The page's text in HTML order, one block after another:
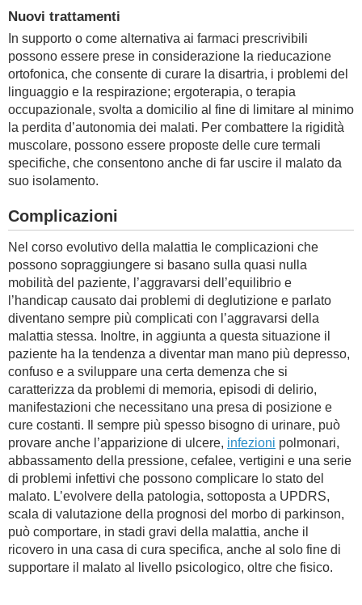
Nuovi trattamenti
In supporto o come alternativa ai farmaci prescrivibili
possono essere prese in considerazione la rieducazione
ortofonica, che consente di curare la disartria, i problemi del
linguaggio e la respirazione; ergoterapia, o terapia
occupazionale, svolta a domicilio al fine di limitare al minimo
la perdita d’autonomia dei malati. Per combattere la rigidità
muscolare, possono essere proposte delle cure termali
specifiche, che consentono anche di far uscire il malato da
suo isolamento.
Complicazioni
Nel corso evolutivo della malattia le complicazioni che
possono sopraggiungere si basano sulla quasi nulla
mobilità del paziente, l’aggravarsi dell’equilibrio e
l’handicap causato dai problemi di deglutizione e parlato
diventano sempre più complicati con l’aggravarsi della
malattia stessa. Inoltre, in aggiunta a questa situazione il
paziente ha la tendenza a diventar man mano più depresso,
confuso e a sviluppare una certa demenza che si
caratterizza da problemi di memoria, episodi di delirio,
manifestazioni che necessitano una presa di posizione e
cure costanti. Il sempre più spesso bisogno di urinare, può
provare anche l’apparizione di ulcere, infezioni polmonari,
abbassamento della pressione, cefalee, vertigini e una serie
di problemi infettivi che possono complicare lo stato del
malato. L’evolvere della patologia, sottoposta a UPDRS,
scala di valutazione della prognosi del morbo di parkinson,
può comportare, in stadi gravi della malattia, anche il
ricovero in una casa di cura specifica, anche al solo fine di
supportare il malato al livello psicologico, oltre che fisico.